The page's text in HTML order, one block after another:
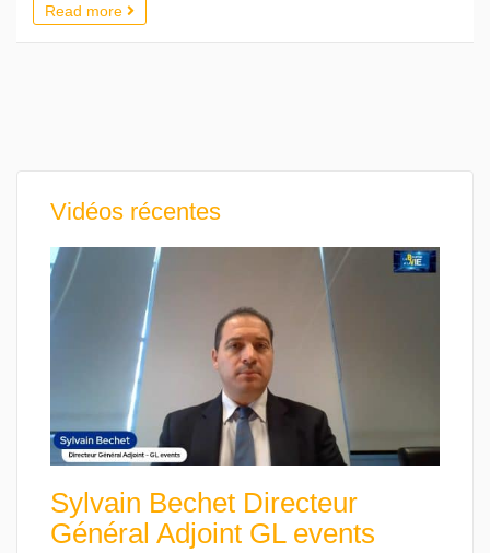
Read more
Vidéos récentes
Sylvain Bechet Directeur
Général Adjoint GL events